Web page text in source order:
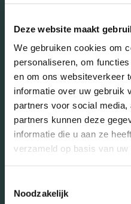
Deze website maakt
We gebruiken cookies om
personaliseren, om
en om ons websiteverkeer
informatie over uw gebruik
partners voor social
partners kunnen deze
informatie die u aan ze
verzameld op basis van
Noodzakelijk
maken op basis van rente én
gesprek plaatsvindt: op
belafspraak!